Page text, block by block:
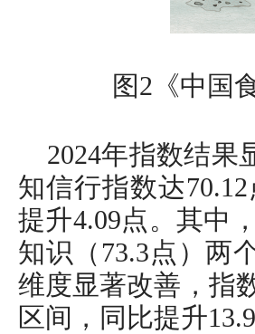
图2《中国
2024年指数结果
知信行指数达
提升4.09点。其中
知识（73.3点）两
维度显著改善，指
区间，同比提升